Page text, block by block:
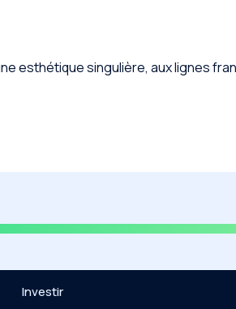
esthétique singulière, aux lignes
Investir